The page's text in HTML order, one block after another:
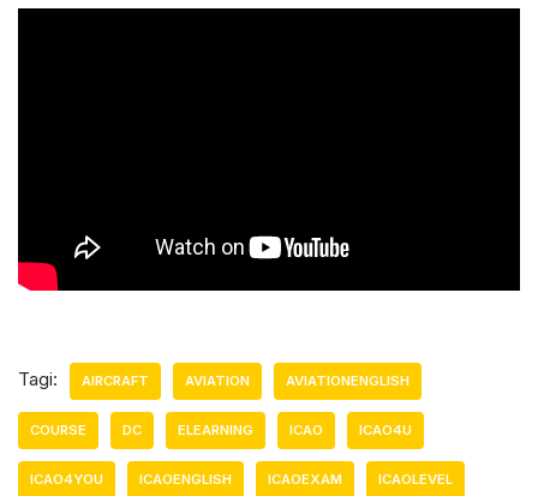
Tagi: AIRCRAFT AVIATION AVIATIONENGLISH
COURSE DC ELEARNING ICAO ICAO4U
ICAO4YOU ICAOENGLISH ICAOEXAM ICAOLEVEL